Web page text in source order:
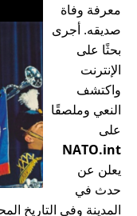
معرفة وفاة
صديقه. أجرى
بحثًا على
الإنترنت
واكتشف
النعي وملصقًا
على
NATO.int
يعلن عن
حدث في
المدينة وفي التاريخ